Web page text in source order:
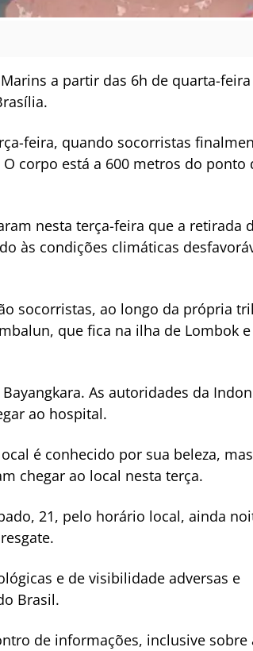
a partir das 6h de quarta-
feira, quando socorristas
corpo está a 600 metros do ponto
nesta terça-feira que a retirada
às condições climáticas
socorristas, ao longo da própria
que fica na ilha de Lombok
As autoridades da
ao hospital.
é conhecido por sua beleza, mas
chegar ao local nesta terça.
21, pelo horário local, ainda
e de visibilidade adversas e
Brasil.
de informações, inclusive sobre